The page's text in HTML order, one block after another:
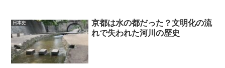
日本史
京都は水の都だった？文明化の流
れで失われた河川の歴史